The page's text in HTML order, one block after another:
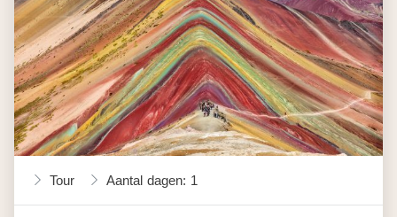
Tour Aantal dagen: 1